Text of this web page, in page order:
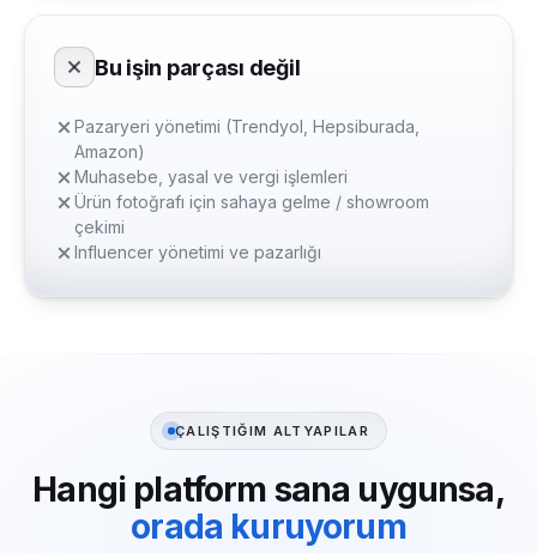
Bu işin parçası değil
Pazaryeri yönetimi (Trendyol, Hepsiburada,
Amazon)
Muhasebe, yasal ve vergi işlemleri
Ürün fotoğrafı için sahaya gelme / showroom
çekimi
Influencer yönetimi ve pazarlığı
ÇALIŞTIĞIM ALTYAPILAR
Hangi platform sana uygunsa,
orada kuruyorum